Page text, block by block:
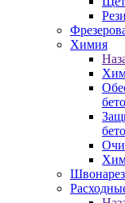
Химия